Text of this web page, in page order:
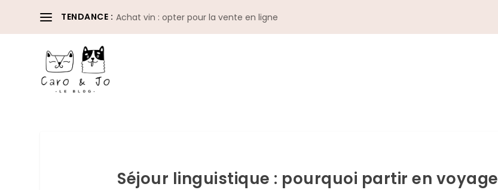
TENDANCE : Achat vin : opter pour la vente en ligne
Séjour linguistique : pourquoi partir en voyage